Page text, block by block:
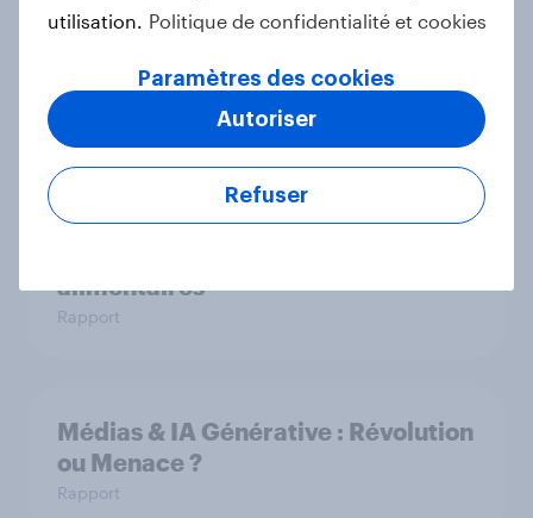
Soldes d’été : bonnes affaires,
bonne conscience ?
Article
alimentaires
Rapport
Médias & IA Générative : Révolution
ou Menace ?
Rapport
utilisation. Politique de confidentialité et cookies
Paramètres des cookies
Refuser
Autoriser